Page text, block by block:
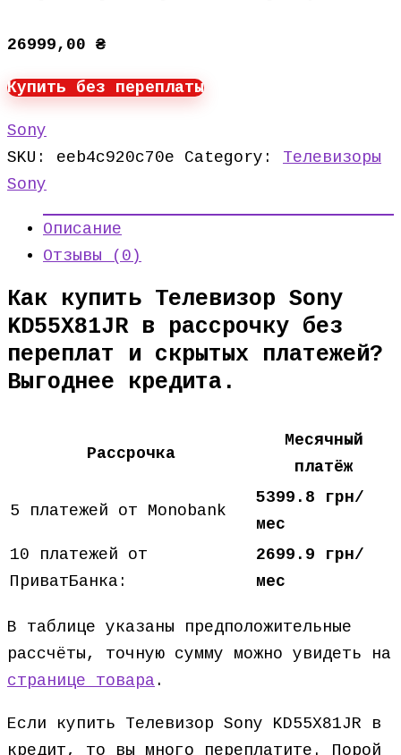
26999,00 ₴
Купить без переплаты
Sony
SKU: eeb4c920c70e Category: Телевизоры
Sony
Описание
Отзывы (0)
Как купить Телевизор Sony
KD55X81JR в рассрочку без
переплат и скрытых платежей?
Выгоднее кредита.
Рассрочка
Месячный
платёж
5 платежей от Monobank
5399.8 грн/
мес
10 платежей от
ПриватБанка:
2699.9 грн/
мес
В таблице указаны предположительные
рассчёты, точную сумму можно увидеть на
странице товара .
Если купить Телевизор Sony KD55X81JR в
кредит, то вы много переплатите. Порой